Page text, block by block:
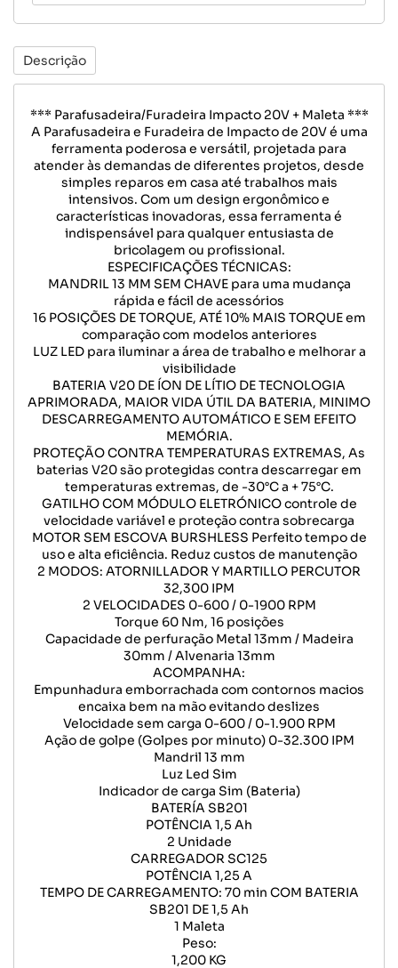
Descrição
*** Parafusadeira/Furadeira Impacto 20V + Maleta ***
A Parafusadeira e Furadeira de Impacto de 20V é uma
ferramenta poderosa e versátil, projetada para
atender às demandas de diferentes projetos, desde
simples reparos em casa até trabalhos mais
intensivos. Com um design ergonômico e
características inovadoras, essa ferramenta é
indispensável para qualquer entusiasta de
bricolagem ou profissional.
ESPECIFICAÇÕES TÉCNICAS:
MANDRIL 13 MM SEM CHAVE para uma mudança
rápida e fácil de acessórios
16 POSIÇÕES DE TORQUE, ATÉ 10% MAIS TORQUE em
comparação com modelos anteriores
LUZ LED para iluminar a área de trabalho e melhorar a
visibilidade
BATERIA V20 DE ÍON DE LÍTIO DE TECNOLOGIA
APRIMORADA, MAIOR VIDA ÚTIL DA BATERIA, MINIMO
DESCARREGAMENTO AUTOMÁTICO E SEM EFEITO
MEMÓRIA.
PROTEÇÃO CONTRA TEMPERATURAS EXTREMAS, As
baterias V20 são protegidas contra descarregar em
temperaturas extremas, de -30°C a + 75°C.
GATILHO COM MÓDULO ELETRÓNICO controle de
velocidade variável e proteção contra sobrecarga
MOTOR SEM ESCOVA BURSHLESS Perfeito tempo de
uso e alta eficiência. Reduz custos de manutenção
2 MODOS: ATORNILLADOR Y MARTILLO PERCUTOR
32,300 IPM
2 VELOCIDADES 0-600 / 0-1900 RPM
Torque 60 Nm, 16 posições
Capacidade de perfuração Metal 13mm / Madeira
30mm / Alvenaria 13mm
ACOMPANHA:
Empunhadura emborrachada com contornos macios
encaixa bem na mão evitando deslizes
Velocidade sem carga 0-600 / 0-1.900 RPM
Ação de golpe (Golpes por minuto) 0-32.300 IPM
Mandril 13 mm
Luz Led Sim
Indicador de carga Sim (Bateria)
BATERÍA SB201
POTÊNCIA 1,5 Ah
2 Unidade
CARREGADOR SC125
POTÊNCIA 1,25 A
TEMPO DE CARREGAMENTO: 70 min COM BATERIA
SB201 DE 1,5 Ah
1 Maleta
Peso:
1,200 KG